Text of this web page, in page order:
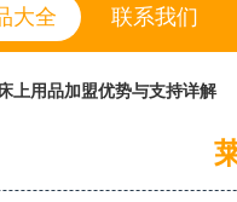
大全 联系我们
上用品加盟优势与支持详解